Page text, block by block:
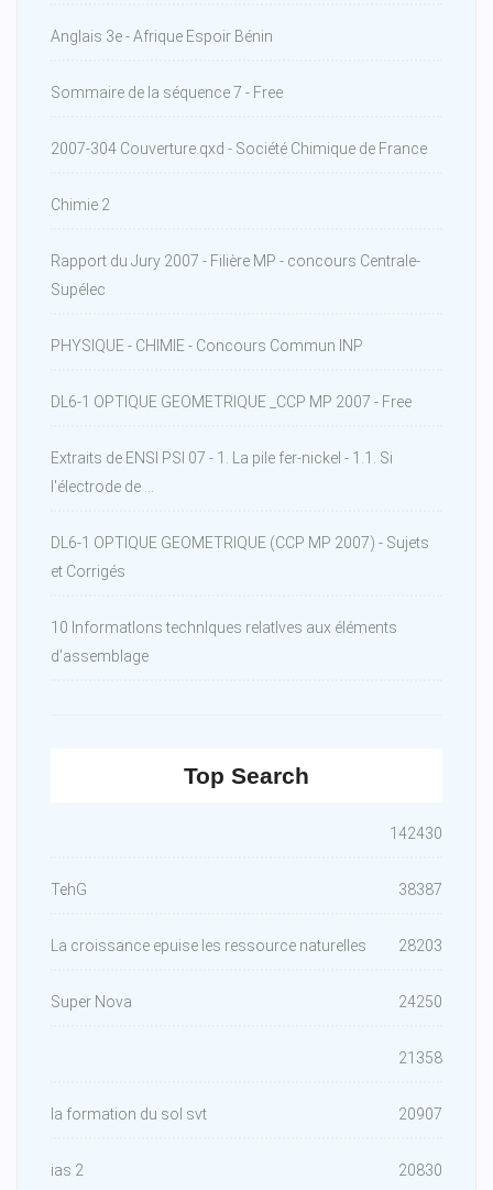
Anglais 3e - Afrique Espoir Bénin
Sommaire de la séquence 7 - Free
2007-304 Couverture.qxd - Société Chimique de France
Chimie 2
Rapport du Jury 2007 - Filière MP - concours Centrale-
Supélec
PHYSIQUE - CHIMIE - Concours Commun INP
DL6-1 OPTIQUE GEOMETRIQUE _CCP MP 2007 - Free
Extraits de ENSI PSI 07 - 1. La pile fer-nickel - 1.1. Si
l'électrode de ...
DL6-1 OPTIQUE GEOMETRIQUE (CCP MP 2007) - Sujets
et Corrigés
10 InformatIons technIques relatIves aux éléments
d'assemblage
Top Search
142430
TehG 38387
La croissance epuise les ressource naturelles 28203
Super Nova 24250
21358
la formation du sol svt 20907
ias 2 20830